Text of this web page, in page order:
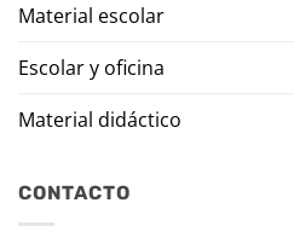
Material escolar
Escolar y oficina
Material didáctico
CONTACTO